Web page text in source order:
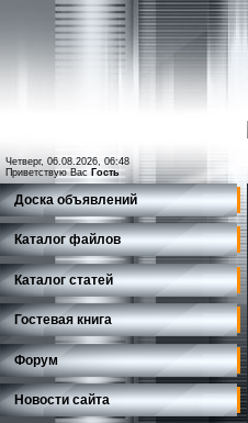
Четверг, 06.08.2026, 06:48
Приветствую Вас Гость
Доска объявлений
Каталог файлов
Каталог статей
Гостевая книга
Форум
Новости сайта